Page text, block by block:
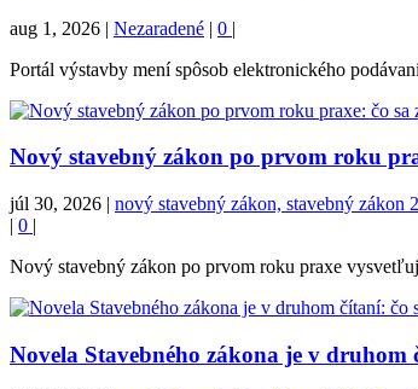
aug 1, 2026 | Nezaradené | 0 |
Portál výstavby mení spôsob elektronického
Nový stavebný zákon po prvom roku
júl 30, 2026 | nový stavebný zákon, stavebný zákon
| 0 |
Nový stavebný zákon po prvom roku praxe
Novela Stavebného zákona je v